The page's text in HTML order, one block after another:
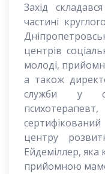
Захід
частині
центрів
молоді,
а також
служби у
центру
Ейдеміллер, яка
прийомною